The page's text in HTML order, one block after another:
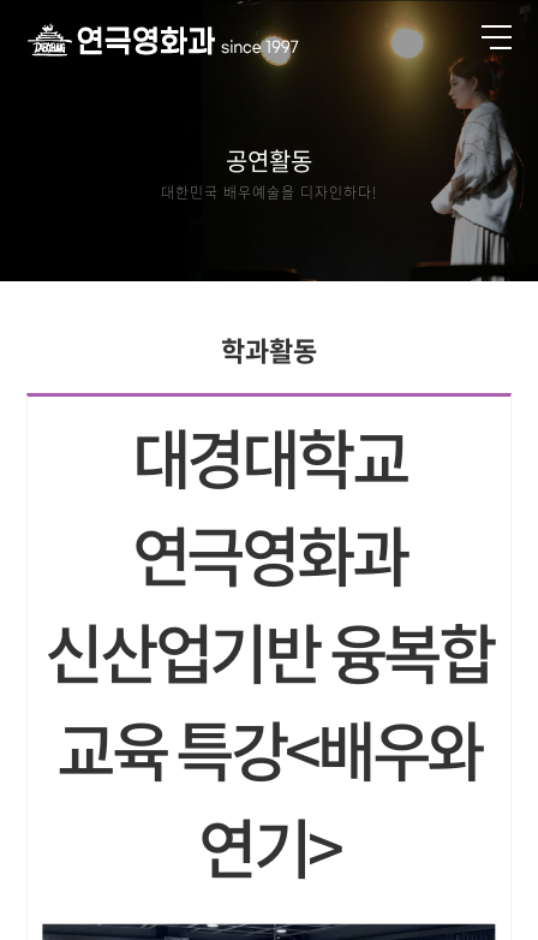
공연활동
대한민국 배우예술을 디자인하다!
학과활동
대경대학교
연극영화과
신산업기반 융복합
교육 특강<배우와
연기>